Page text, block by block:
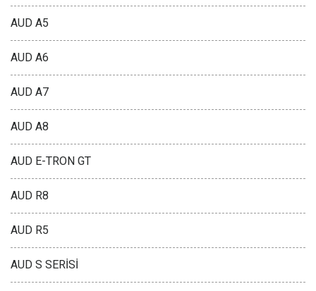
AUD A5
AUD A6
AUD A7
AUD A8
AUD E-TRON GT
AUD R8
AUD R5
AUD S SERİSİ